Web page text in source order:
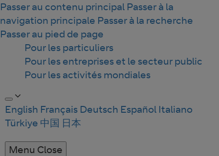
Passer au contenu principal Passer à la
navigation principale Passer à la recherche
Passer au pied de page
Pour les particuliers
Pour les entreprises et le secteur public
Pour les activités mondiales
English Français Deutsch Español Italiano
Türkiye 中国 日本
Menu Close